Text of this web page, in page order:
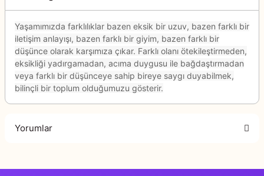
Yaşamımızda farklılıklar bazen eksik bir uzuv, bazen farklı bir
iletişim anlayışı, bazen farklı bir giyim, bazen farklı bir
düşünce olarak karşımıza çıkar. Farklı olanı ötekileştirmeden,
eksikliği yadırgamadan, acıma duygusu ile bağdaştırmadan
veya farklı bir düşünceye sahip bireye saygı duyabilmek,
bilinçli bir toplum olduğumuzu gösterir.
Yorumlar